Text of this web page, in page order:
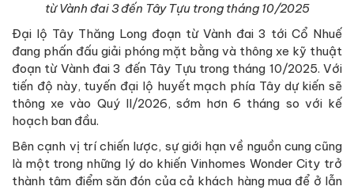
từ Vành đai 3 đến Tây Tựu trong tháng 10/2025
Đại lộ Tây Thăng Long đoạn từ Vành đai 3 tới Cổ Nhuế
đang phấn đấu giải phóng mặt bằng và thông xe kỹ thuật
đoạn từ Vành đai 3 đến Tây Tựu trong tháng 10/2025. Với
tiến độ này, tuyến đại lộ huyết mạch phía Tây dự kiến sẽ
thông xe vào Quý II/2026, sớm hơn 6 tháng so với kế
hoạch ban đầu.
Bên cạnh vị trí chiến lược, sự giới hạn về nguồn cung cũng
là một trong những lý do khiến Vinhomes Wonder City trở
thành tâm điểm săn đón của cả khách hàng mua để ở lẫn